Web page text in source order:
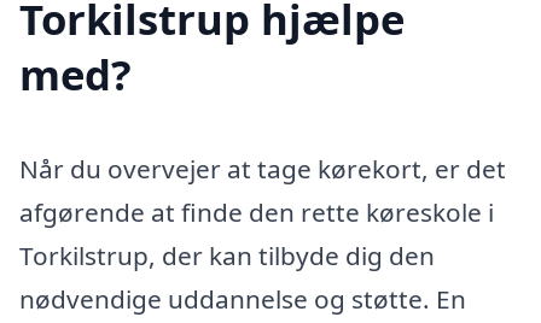
Torkilstrup hjælpe
med?
Når du overvejer at tage kørekort, er det
afgørende at finde den rette køreskole i
Torkilstrup, der kan tilbyde dig den
nødvendige uddannelse og støtte. En